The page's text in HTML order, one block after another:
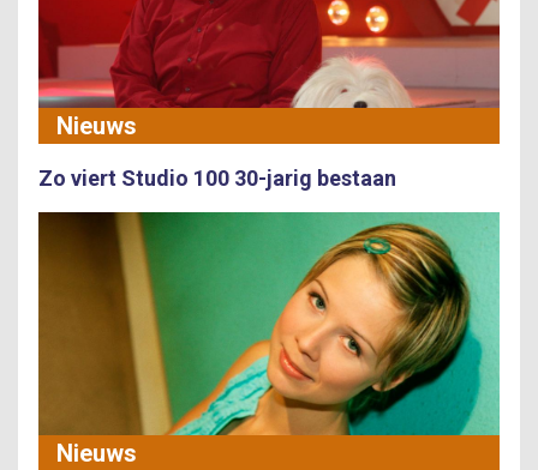
Nieuws
Zo viert Studio 100 30-jarig bestaan
Nieuws